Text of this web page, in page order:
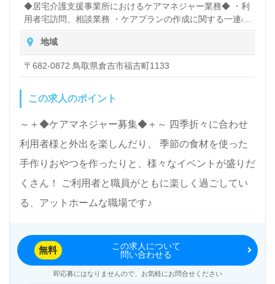
◆居宅介護支援事業所におけるケアマネジャー業務◆ ・利
用者宅訪問、相談業務 ・ケアプランの作成に関する一連の
業務 ・他の介護事業所との連携
地域
〒682-0872 鳥取県倉吉市福吉町1133
この求人のポイント
～＋◆ケアマネジャー募集◆＋～ 四季折々に合わせ
利用者様と外出を楽しんだり、 季節の食材を使った
手作りおやつを作ったりと、様々なイベントが盛りだ
くさん！ ご利用者と職員がともに楽しく過ごしてい
る、アットホームな職場です♪
無料
この求人について
問い合わせる
即応募にはなりませんので、お気軽にお問合せください